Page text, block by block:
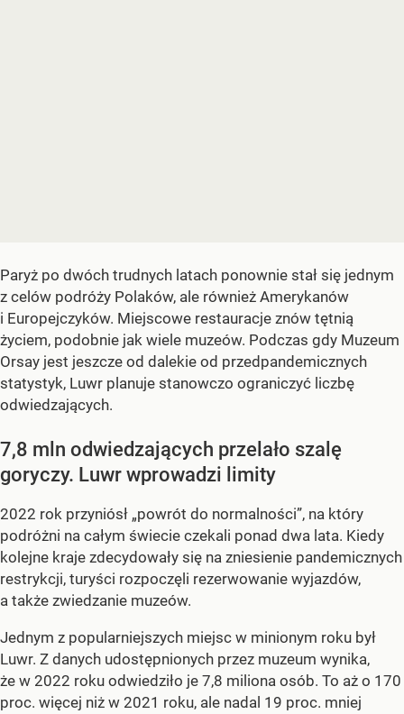
Paryż po dwóch trudnych latach ponownie stał się jednym
z celów podróży Polaków, ale również Amerykanów
i Europejczyków. Miejscowe restauracje znów tętnią
życiem, podobnie jak wiele muzeów. Podczas gdy Muzeum
Orsay jest jeszcze od dalekie od przedpandemicznych
statystyk, Luwr planuje stanowczo ograniczyć liczbę
odwiedzających.
7,8 mln odwiedzających przelało szalę
goryczy. Luwr wprowadzi limity
2022 rok przyniósł „powrót do normalności”, na który
podróżni na całym świecie czekali ponad dwa lata. Kiedy
kolejne kraje zdecydowały się na zniesienie pandemicznych
restrykcji, turyści rozpoczęli rezerwowanie wyjazdów,
a także zwiedzanie muzeów.
Jednym z popularniejszych miejsc w minionym roku był
Luwr. Z danych udostępnionych przez muzeum wynika,
że w 2022 roku odwiedziło je 7,8 miliona osób. To aż o 170
proc. więcej niż w 2021 roku, ale nadal 19 proc. mniej